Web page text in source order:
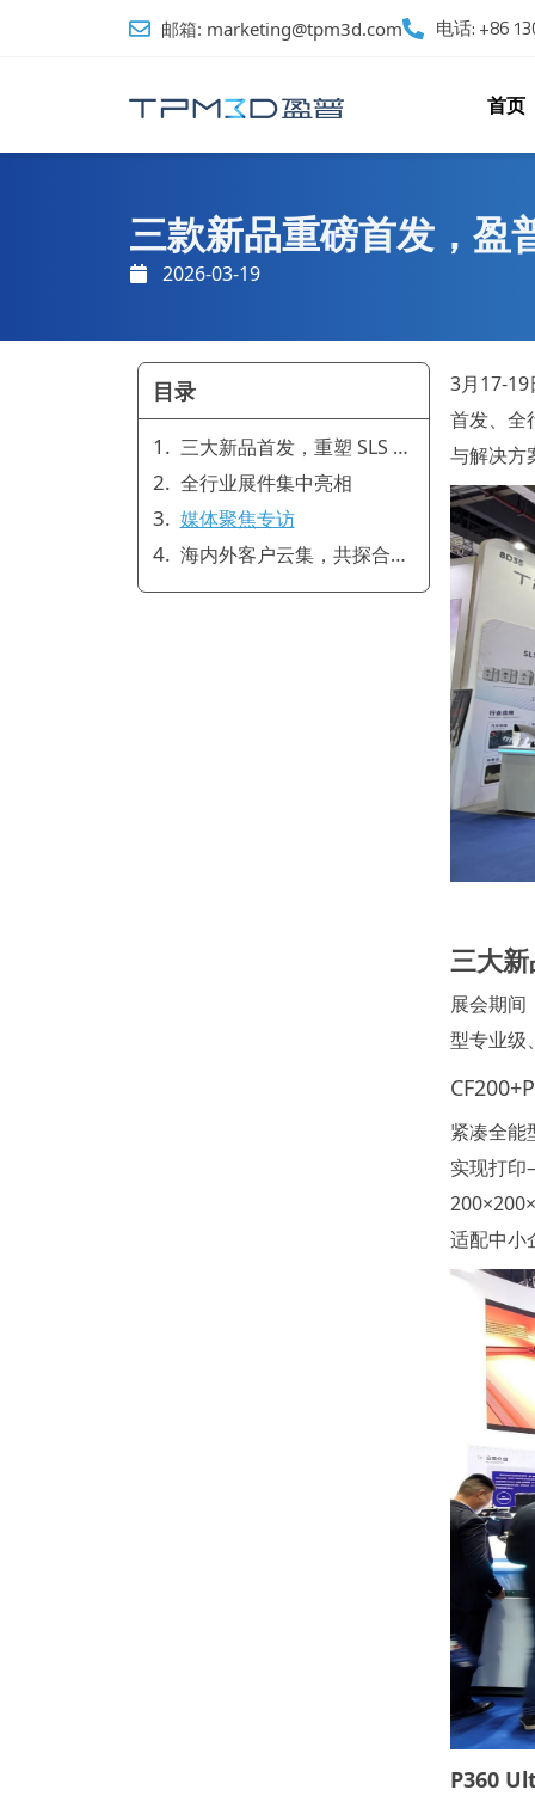
邮箱: marketing@tpm3d.com 电话: +86
首页
三款新品重磅首发，盈
2026-03-19
目录
三大新品首发，重塑 SLS 打印新体验
全行业展件集中亮相
媒体聚焦专访
海内外客户云集，共探合作新机遇
3月17-19
首发、全
与解决方
三大
展会期间
型专业级
紧凑全能
实现打印
适配中小
P360